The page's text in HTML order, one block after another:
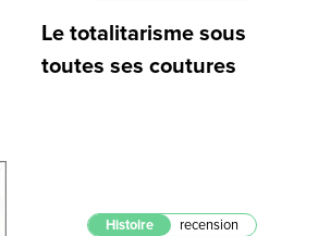
Le totalitarisme sous
toutes ses coutures
Histoire recension